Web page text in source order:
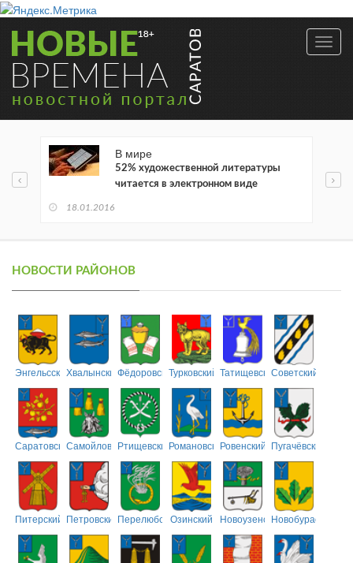
В мире
52% художественной литературы
читается в электронном виде
18.01.2016
НОВОСТИ РАЙОНОВ
ЭнгельсскийХвалынскийФёдоровскийТурковский ТатищевскийСоветский
СаратовскийСамойловскийРтищевскийРомановскийРовенский Пугачёвский
Питерский ПетровскийПерелюбскийОзинский НовоузенскийНовобурасский